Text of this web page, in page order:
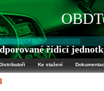
řídicí
Ke stažení